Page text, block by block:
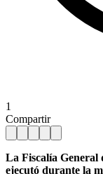
1
Compartir
La Fiscalía General
ejecutó durante la